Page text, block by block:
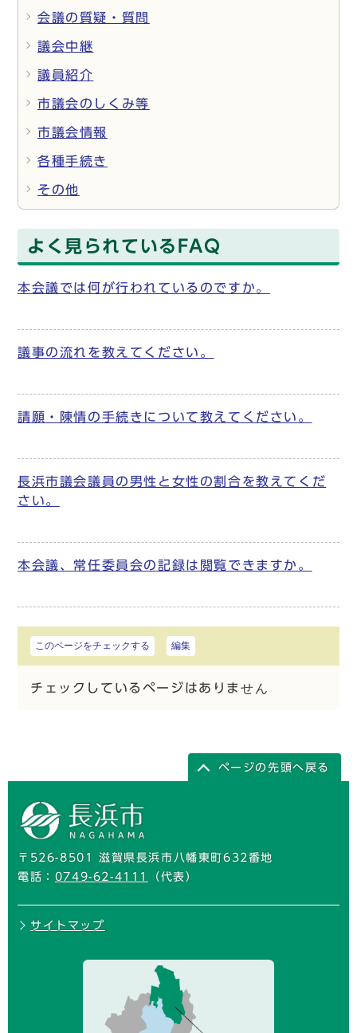
会議の質疑・質問
議会中継
議員紹介
市議会のしくみ等
市議会情報
各種手続き
その他
よく見られているFAQ
本会議では何が行われているのですか。
議事の流れを教えてください。
請願・陳情の手続きについて教えてください。
長浜市議会議員の男性と女性の割合を教えてくだ
さい。
本会議、常任委員会の記録は閲覧できますか。
このページをチェックする 編集
チェックしているページはありません
ページの先頭へ戻る
〒526-8501 滋賀県長浜市八幡東町632番地
電話： 0749-62-4111 （代表）
サイトマップ